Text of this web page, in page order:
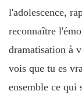
l'adolescence,
reconnaître
dramatisation à
vois que tu es
ensemble ce qui